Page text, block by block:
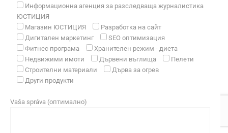
Информационна агенция за разследваща журналистика
ЮСТИЦИЯ
Магазин ЮСТИЦИЯ
Разработка на сайт
Дигитален маркетинг
SEO оптимизация
Фитнес програма
Хранителен режим - диета
Недвижими имоти
Дървени въглища
Пелети
Строителни материали
Дърва за огрев
Други продукти
Vaša správa (оптимално)